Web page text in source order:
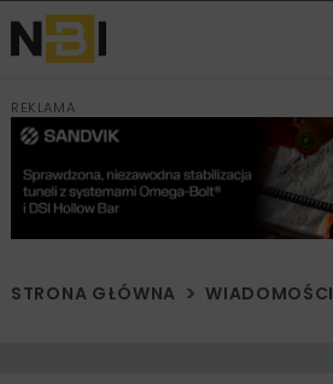
REKLAMA
STRONA GŁÓWNA WIADOMOŚCI